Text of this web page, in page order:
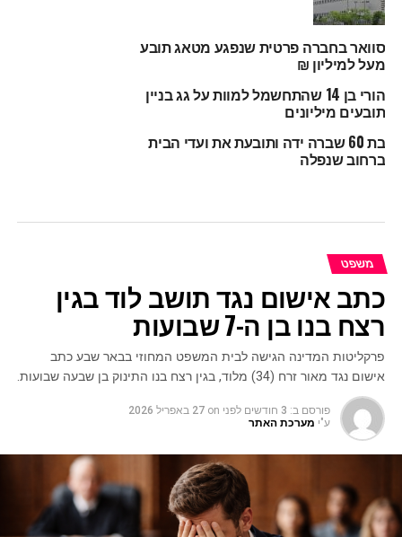
סוואר בחברה פרטית שנפגע מטאג תובע
מעל למיליון ₪
הורי בן 14 שהתחשמל למוות על גג בניין
תובעים מיליונים
בת 60 שברה ידה ותובעת את ועדי הבית
ברחוב שנפלה
משפט
כתב אישום נגד תושב לוד בגין
רצח בנו בן ה-7 שבועות
פרקליטות המדינה הגישה לבית המשפט המחוזי בבאר שבע כתב
אישום נגד מאור זרח (34) מלוד, בגין רצח בנו התינוק בן שבעה שבועות.
פורסם ב: 3 חודשים לפני on 27 באפריל 2026
ע"י מערכת האתר